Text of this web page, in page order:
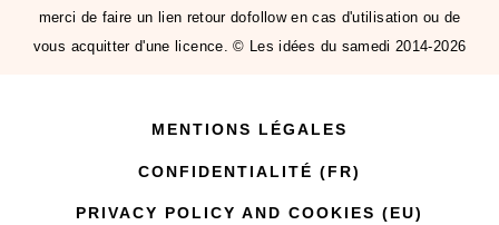
merci de faire un lien retour dofollow en cas d'utilisation ou de
vous acquitter d'une licence. © Les idées du samedi 2014-2026
MENTIONS LÉGALES
CONFIDENTIALITÉ (FR)
PRIVACY POLICY AND COOKIES (EU)